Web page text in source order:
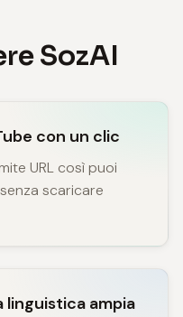
SozAI
con un clic
URL così puoi
scaricare
ampia